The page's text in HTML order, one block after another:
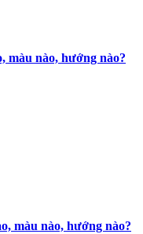
màu nào, hướng nào?
màu nào, hướng nào?